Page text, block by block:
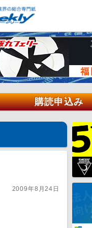
購読申込み
2009年8月24日